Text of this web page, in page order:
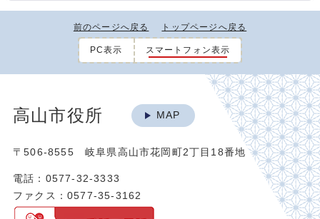
前のページへ戻る トップページへ戻る
PC表示 スマートフォン表示
高山市役所 MAP
〒506-8555 岐阜県高山市花岡町2丁目18番地
電話：0577-32-3333
ファクス：0577-35-3162